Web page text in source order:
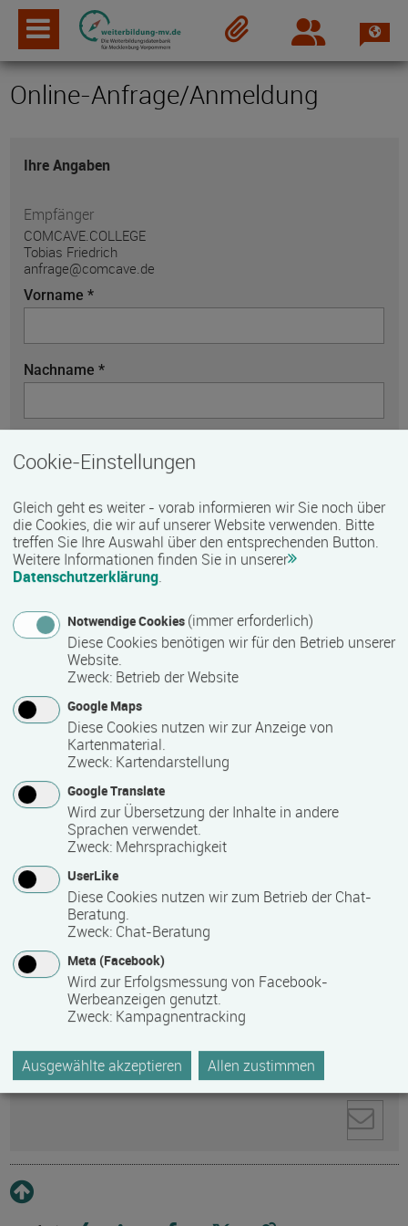
Login
Online-Anfrage/Anmeldung
Ihre Angaben
Empfänger
COMCAVE.COLLEGE
Tobias Friedrich
anfrage@comcave.de
Vorname *
Nachname *
E-Mail *
Nachricht *
Anti-Roboter-Verifizierung
Ihre personenbezogenen Daten werden zur
Kontaktaufnahme direkt an den ausgewählten
Empfänger gesendet. Weitere Informationen zum
Datenschutz und zum Umgang mit personenbezogenen
Daten finden Sie in unserer
Datenschutzerklärung
.
Pflichtfelder sind mit * markiert.
Cookie-Einstellungen
Gleich geht es weiter - vorab informieren wir Sie noch über
die Cookies, die wir auf unserer Website verwenden. Bitte
treffen Sie Ihre Auswahl über den entsprechenden Button.
Weitere Informationen finden Sie in unserer
Datenschutzerklärung.
Notwendige Cookies (immer erforderlich)
Diese Cookies benötigen wir für den Betrieb unserer
Website.
Zweck: Betrieb der Website
Google Maps
Diese Cookies nutzen wir zur Anzeige von
Kartenmaterial.
Zweck: Kartendarstellung
Google Translate
Wird zur Übersetzung der Inhalte in andere
Sprachen verwendet.
Zweck: Mehrsprachigkeit
UserLike
Diese Cookies nutzen wir zum Betrieb der Chat-
Beratung.
Zweck: Chat-Beratung
Meta (Facebook)
Wird zur Erfolgsmessung von Facebook-
Werbeanzeigen genutzt.
Zweck: Kampagnentracking
Ausgewählte akzeptieren Allen zustimmen